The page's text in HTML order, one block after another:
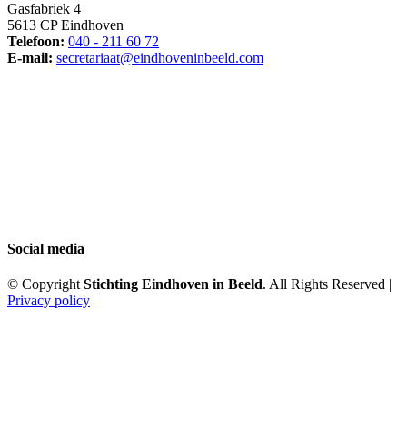
Gasfabriek 4
5613 CP Eindhoven
Telefoon: 040 - 211 60 72
E-mail: secretariaat@eindhoveninbeeld.com
Social media
© Copyright Stichting Eindhoven in Beeld. All Rights Reserved |
Privacy policy